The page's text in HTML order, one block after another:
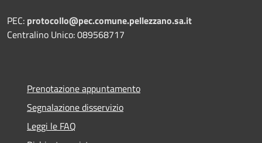
PEC: protocollo@pec.comune.pellezzano.sa.it
Centralino Unico: 089568717
Prenotazione appuntamento
Segnalazione disservizio
Leggi le FAQ